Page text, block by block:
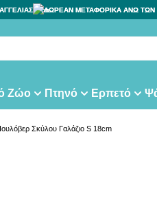
ΔΩΡΕΑΝ ΜΕΤΑΦΟΡΙΚΑ ΑΝΩ ΤΩΝ
Ζώο Πτηνό Ερπετό
Σκύλου Γαλάζιο S 18cm